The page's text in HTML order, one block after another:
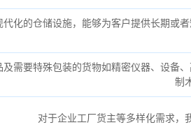
代化的仓储设施，能够为客户提供长期或
及需要特殊包装的货物如精密仪器、设备
制
对于企业工厂货主等多样化需求，